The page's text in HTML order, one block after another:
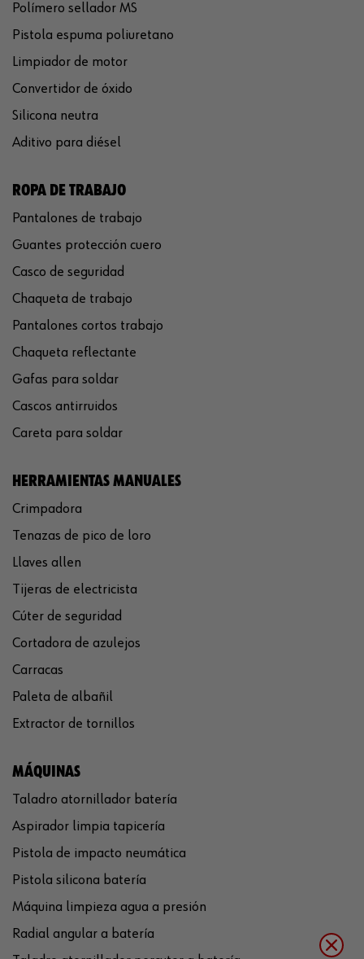
Polímero sellador MS
Pistola espuma poliuretano
Limpiador de motor
Convertidor de óxido
Silicona neutra
Aditivo para diésel
ROPA DE TRABAJO
Pantalones de trabajo
Guantes protección cuero
Casco de seguridad
Chaqueta de trabajo
Pantalones cortos trabajo
Chaqueta reflectante
Gafas para soldar
Cascos antirruidos
Careta para soldar
HERRAMIENTAS MANUALES
Crimpadora
Tenazas de pico de loro
Llaves allen
Tijeras de electricista
Cúter de seguridad
Cortadora de azulejos
Carracas
Paleta de albañil
Extractor de tornillos
MÁQUINAS
Taladro atornillador batería
Aspirador limpia tapicería
Pistola de impacto neumática
Pistola silicona batería
Máquina limpieza agua a presión
Radial angular a batería